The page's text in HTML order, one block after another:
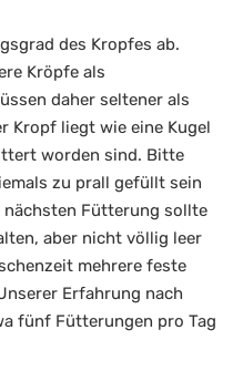
des Kropfes ab.
Kröpfe als
daher seltener als
Kropf liegt wie eine Kugel
worden sind. Bitte
zu prall gefüllt sein
Fütterung sollte
aber nicht völlig leer
mehrere feste
Erfahrung nach
fünf Fütterungen pro Tag